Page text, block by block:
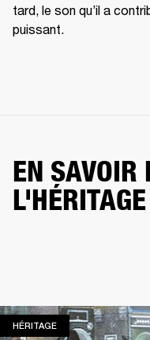
tard, le son qu’il a
puissant.
EN SAVOIR
L'HÉRITAGE
HÉRITAGEHÉRITAGE